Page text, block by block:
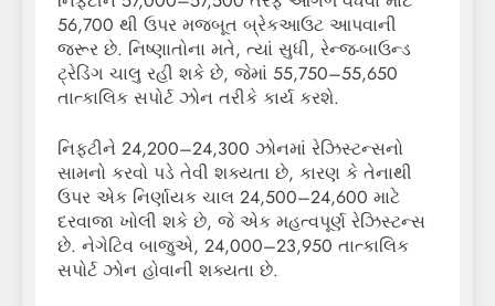
56,700 થી ઉપર મજબૂત બ્રેકઆઉટ આપવાની
જરૂર છે. નિષ્ણાતોના મતે, ત્યાં સુધી, રેન્જ-બાઉન્ડ
ટ્રેડિંગ ચાલુ રહી શકે છે, જેમાં 55,750–55,650
તાત્કાલિક સપોર્ટ ઝોન તરીકે કાર્ય કરશે.
નિફ્ટીને 24,200–24,300 ઝોનમાં રેઝિસ્ટન્સનો
સામનો કરવો પડે તેવી શક્યતા છે, કારણ કે તેનાથી
ઉપર એક નિર્ણાયક ચાલ 24,500–24,600 માટે
દરવાજા ખોલી શકે છે, જે એક મહત્વપૂર્ણ રેઝિસ્ટન્સ
છે. નેગેટિવ બાજુએ, 24,000–23,950 તાત્કાલિક
સપોર્ટ ઝોન હોવાની શક્યતા છે.